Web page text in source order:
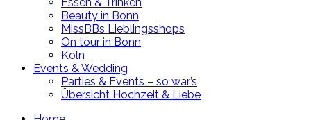
Beauty in Bonn
MissBBs Lieblingsshops
On tour in Bonn
Köln
Events & Wedding
Parties & Events – so war’s
Übersicht Hochzeit & Liebe